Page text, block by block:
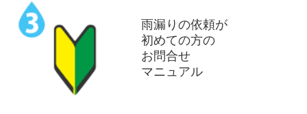
雨漏りの依頼が
初めての方の
お問合せ
マニュアル